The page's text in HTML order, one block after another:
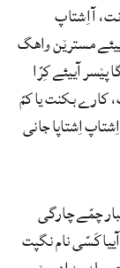
آ اِشتاپ
مسترێن واهگ
پێسر آییئے کِرّا
کارے بکنت یا کمّ
اِشتاپا جانی
چمّے چارگی
کَسّی نام نگپت